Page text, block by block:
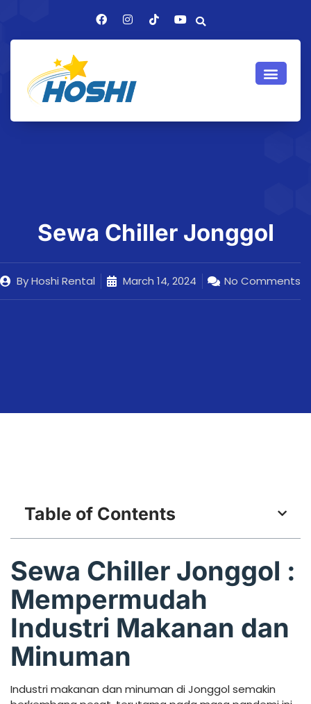
Sewa Chiller Jonggol
ByHoshi Rental March 14, 2024 No Comments
Table of Contents
Sewa Chiller Jonggol :
Mempermudah
Industri Makanan dan
Minuman
Industri makanan dan minuman di Jonggol semakin